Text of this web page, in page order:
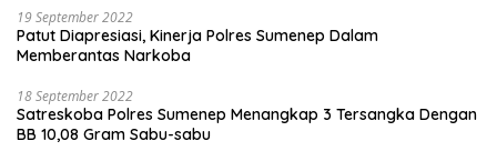
19 September 2022
Patut Diapresiasi, Kinerja Polres Sumenep Dalam
Memberantas Narkoba
18 September 2022
Satreskoba Polres Sumenep Menangkap 3 Tersangka Dengan
BB 10,08 Gram Sabu-sabu